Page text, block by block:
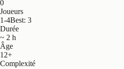
0
Joueurs
1-4Best: 3
Durée
~ 2 h
Âge
12+
Complexité